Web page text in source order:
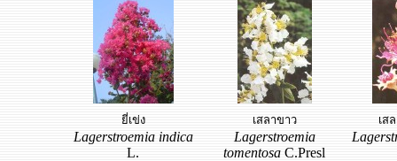
ยี่เข่ง
Lagerstroemia indica
L.
เสลาขาว
Lagerstroemia
tomentosa C.Presl
เส